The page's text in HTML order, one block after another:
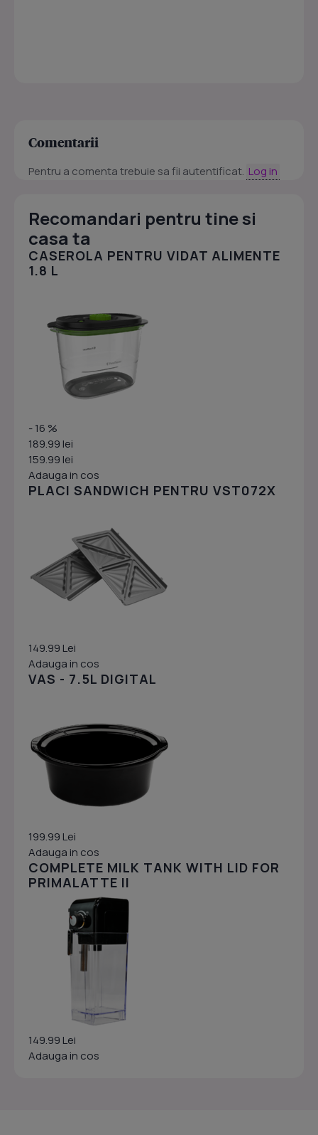
Comentarii
Pentru a comenta trebuie sa fii autentificat. Log in
Recomandari pentru tine si
casa ta
CASEROLA PENTRU VIDAT ALIMENTE
1.8 L
- 16 %
189.99 lei
159.99 lei
Adauga in cos
PLACI SANDWICH PENTRU VST072X
149.99 Lei
Adauga in cos
VAS - 7.5L DIGITAL
199.99 Lei
Adauga in cos
COMPLETE MILK TANK WITH LID FOR
PRIMALATTE II
149.99 Lei
Adauga in cos